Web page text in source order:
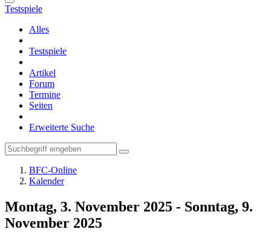
Testspiele
Alles
Testspiele
Artikel
Forum
Termine
Seiten
Erweiterte Suche
BFC-Online
Kalender
Montag, 3. November 2025 - Sonntag, 9.
November 2025